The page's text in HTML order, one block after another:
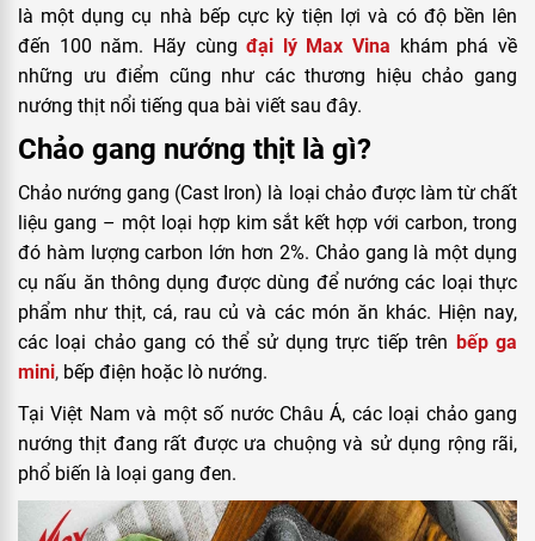
là một dụng cụ nhà bếp cực kỳ tiện lợi và có độ bền lên
đến 100 năm. Hãy cùng đại lý Max Vina khám phá về
những ưu điểm cũng như các thương hiệu chảo gang
nướng thịt nổi tiếng qua bài viết sau đây.
Chảo gang nướng thịt là gì?
Chảo nướng gang (Cast Iron) là loại chảo được làm từ chất
liệu gang – một loại hợp kim sắt kết hợp với carbon, trong
đó hàm lượng carbon lớn hơn 2%. Chảo gang là một dụng
cụ nấu ăn thông dụng được dùng để nướng các loại thực
phẩm như thịt, cá, rau củ và các món ăn khác. Hiện nay,
các loại chảo gang có thể sử dụng trực tiếp trên bếp ga
mini, bếp điện hoặc lò nướng.
Tại Việt Nam và một số nước Châu Á, các loại chảo gang
nướng thịt đang rất được ưa chuộng và sử dụng rộng rãi,
phổ biến là loại gang đen.